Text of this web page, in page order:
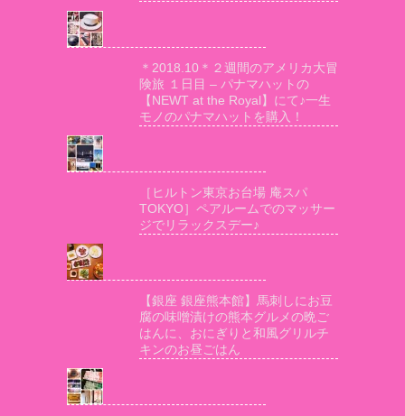
＊2018.10＊２週間のアメリカ大冒
険旅 １日目 – パナマハットの
【NEWT at the Royal】にて♪一生
モノのパナマハットを購入！
［ヒルトン東京お台場 庵スパ
TOKYO］ペアルームでのマッサー
ジでリラックスデー♪
【銀座 銀座熊本館】馬刺しにお豆
腐の味噌漬けの熊本グルメの晩ご
はんに、おにぎりと和風グリルチ
キンのお昼ごはん